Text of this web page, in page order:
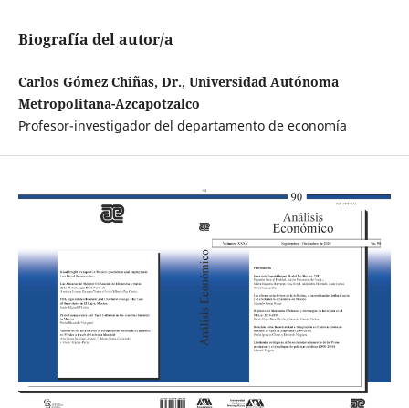
Biografía del autor/a
Carlos Gómez Chiñas, Dr., Universidad Autónoma
Metropolitana-Azcapotzalco
Profesor-investigador del departamento de economía